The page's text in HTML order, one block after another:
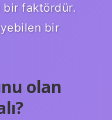
bir faktördür.
bir
olan